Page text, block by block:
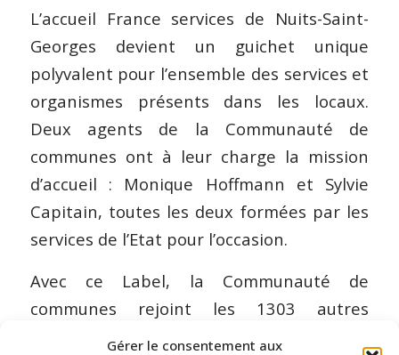
Gérer le consentement aux
L’accueil France services de Nuits-Saint-
Georges devient un guichet unique
polyvalent pour l’ensemble des services et
organismes présents dans les locaux.
Deux agents de la Communauté de
communes ont à leur charge la mission
d’accueil : Monique Hoffmann et Sylvie
Capitain, toutes les deux formées par les
services de l’Etat pour l’occasion.
Avec ce Label, la Communauté de
communes rejoint les 1303 autres
collectivités labellisées en France.